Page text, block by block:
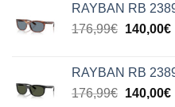
RAYBAN RB
176,99€ Original
176,99€.
140,00€Η
RAYBAN RB
176,99€ Original
140,00€Η